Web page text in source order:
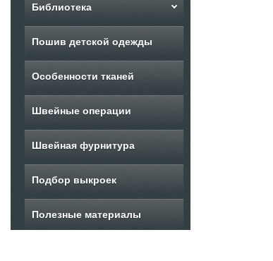
Библиотека
Пошив детской одежды
Особенности тканей
Швейные операции
Швейная фурнитура
Подбор выкроек
Полезные материалы